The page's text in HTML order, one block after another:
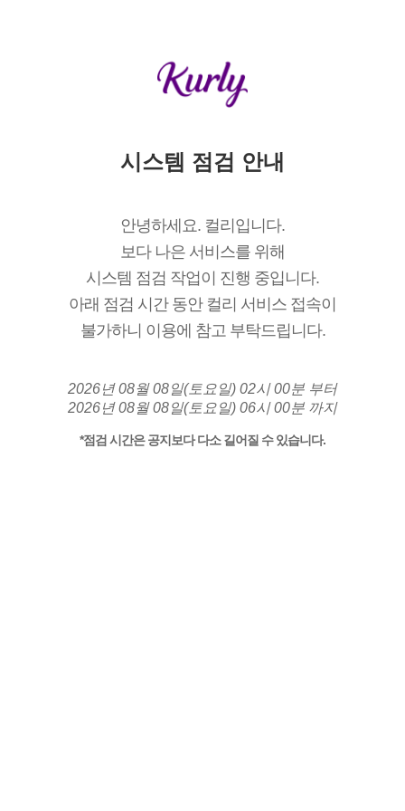
시스템 점검 안내
안녕하세요. 컬리입니다.
보다 나은 서비스를 위해
시스템 점검 작업이 진행 중입니다.
아래 점검 시간 동안 컬리 서비스 접속이
불가하니 이용에 참고 부탁드립니다.
2026년 08월 08일(토요일) 02시 00분 부터
2026년 08월 08일(토요일) 06시 00분 까지
*점검 시간은 공지보다 다소 길어질 수 있습니다.